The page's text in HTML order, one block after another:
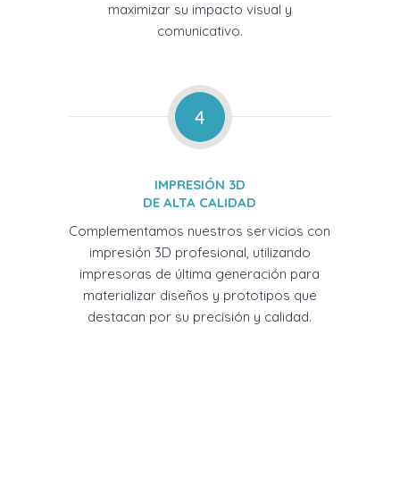
maximizar su impacto visual y
comunicativo.
4
IMPRESIÓN 3D
DE ALTA CALIDAD
Complementamos nuestros servicios con
impresión 3D profesional, utilizando
impresoras de última generación para
materializar diseños y prototipos que
destacan por su precisión y calidad.